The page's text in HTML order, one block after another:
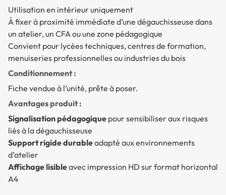
Utilisation en intérieur uniquement
À fixer à proximité immédiate d’une dégauchisseuse dans
un atelier, un CFA ou une zone pédagogique
Convient pour lycées techniques, centres de formation,
menuiseries professionnelles ou industries du bois
Conditionnement :
Fiche vendue à l’unité, prête à poser.
Avantages produit :
Signalisation pédagogique pour sensibiliser aux risques
liés à la dégauchisseuse
Support rigide durableadapté aux environnements
d’atelier
Affichage lisibleavec impression HD sur format horizontal
A4